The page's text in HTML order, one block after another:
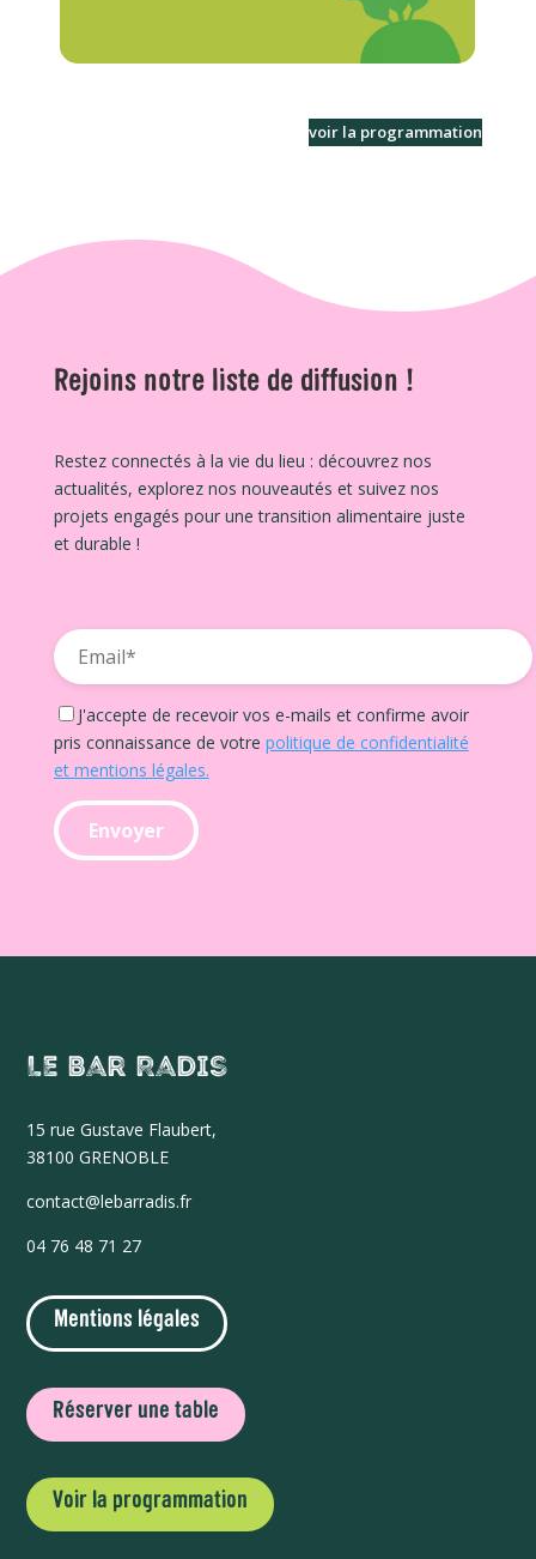
voir la programmation
Rejoins notre liste de diffusion !
Restez connectés à la vie du lieu : découvrez nos
actualités, explorez nos nouveautés et suivez nos
projets engagés pour une transition alimentaire juste
et durable !
J'accepte de recevoir vos e-mails et confirme avoir
pris connaissance de votre politique de confidentialité
et mentions légales.
Le Bar Radis
15 rue Gustave Flaubert,
38100 GRENOBLE
contact@lebarradis.fr
04 76 48 71 27
Mentions légales
Réserver une table
Voir la programmation